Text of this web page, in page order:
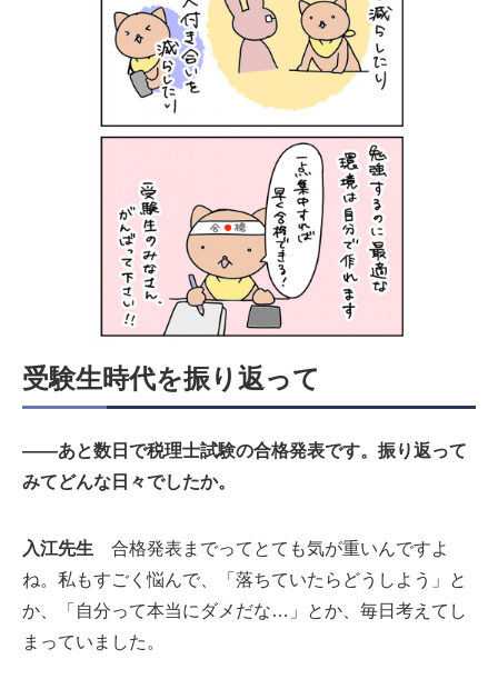
受験生時代を振り返って
――あと数日で税理士試験の合格発表です。振り返って
みてどんな日々でしたか。
入江先生 合格発表までってとても気が重いんですよ
ね。私もすごく悩んで、「落ちていたらどうしよう」と
か、「自分って本当にダメだな…」とか、毎日考えてし
まっていました。